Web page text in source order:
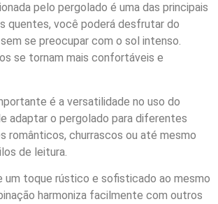
pelo pergolado é uma das principais
quentes, você poderá desfrutar do
se preocupar com o sol intenso.
se tornam mais confortáveis e
é a versatilidade no uso do
adaptar o pergolado para diferentes
românticos, churrascos ou até mesmo
de leitura.
um toque rústico e sofisticado ao mesmo
harmoniza facilmente com outros